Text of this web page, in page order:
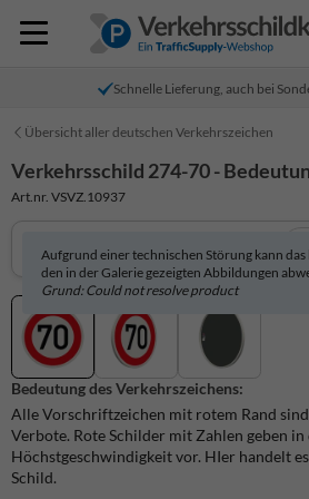
Schnelle Lieferung, auch bei
Übersicht aller deutschen Verkehrszeichen
Verkehrsschild 274-70 -
Art.nr. VSVZ.10937
Aufgrund einer technischen Störung kann
den in der Galerie gezeigten Abbildungen
Grund: Could not resolve product
Bedeutung des Verkehrszeichens:
Alle Vorschriftzeichen mit rotem Rand
Verbote. Rote Schilder mit Zahlen geben in
Höchstgeschwindigkeit vor. HIer handelt
Schild.